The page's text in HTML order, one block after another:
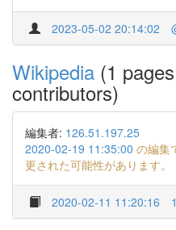
2023-05-02 20:14:02
Wikipedia (1
contributors)
編集者: 126.51.197.25
2020-02-19 11:35:00 の編集
更された可能性があります。
2020-02-11 11:20:16